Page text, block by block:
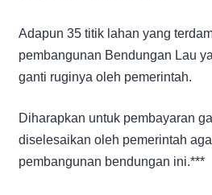
Adapun 35 titik lahan yang
pembangunan Bendungan Lau
ganti ruginya oleh pemerintah.
Diharapkan untuk pembayaran
diselesaikan oleh pemerintah
pembangunan bendungan ini.***